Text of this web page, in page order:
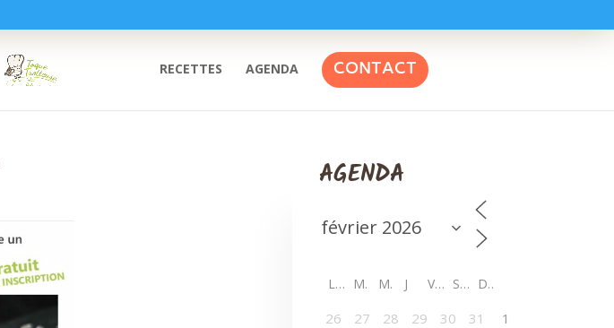
RECETTES AGENDA CONTACT
AGENDA
L M M J V S D
26 27 28 29 30 31
1